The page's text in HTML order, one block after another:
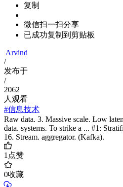
复制
微信扫一扫分享
已成功复制到剪贴板
Arvind
/
发布于
/
2062
人观看
#信息技术
Raw data. 3. Massive scale. Low
data. systems. To strike a ... #1:
16. Stream. aggregator. (Kafka).
1点赞
0收藏